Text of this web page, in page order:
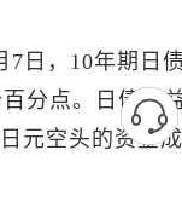
日，10年期日
分点。日债收
元空头的资金